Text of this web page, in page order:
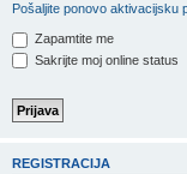
Pošaljite ponovo aktivacijsku
Zapamtite me
Sakrijte moj online status
REGISTRACIJA